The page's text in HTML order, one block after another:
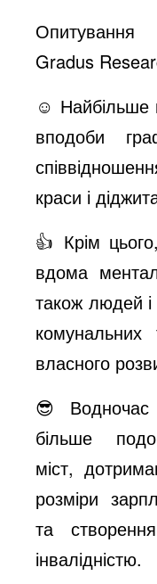
Опитування
Gradus
☺️
вподоби
краси і
👍 Крім
вдома
також людей і
власного
😎 Водночас
більше
міст,
розміри
та
інвалідністю.